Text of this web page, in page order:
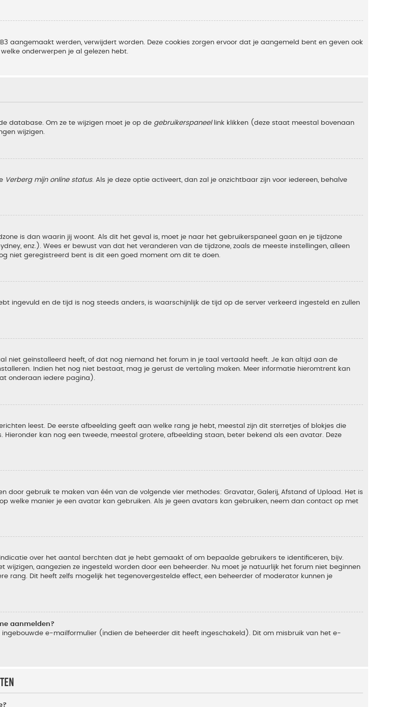
aangemaakt werden, verwijdert worden. Deze cookies zorgen ervoor dat je aangemeld bent en geven ook
onderwerpen je al gelezen hebt.
database. Om ze te wijzigen moet je op de gebruikerspaneellink klikken (deze staat meestal bovenaan
wijzigen.
Verberg mijn online status. Als je deze optie activeert, dan zal je onzichtbaar zijn voor iedereen, behalve
is dan waarin jij woont. Als dit het geval is, moet je naar het gebruikerspaneel gaan en je tijdzone
enz.). Wees er bewust van dat het veranderen van de tijdzone, zoals de meeste instellingen, alleen
niet geregistreerd bent is dit een goed moment om dit te doen.
ingevuld en de tijd is nog steeds anders, is waarschijnlijk de tijd op de server verkeerd ingesteld en zullen
niet geïnstalleerd heeft, of dat nog niemand het forum in je taal vertaald heeft. Je kan altijd aan de
Indien het nog niet bestaat, mag je gerust de vertaling maken. Meer informatie hieromtrent kan
onderaan iedere pagina).
leest. De eerste afbeelding geeft aan welke rang je hebt, meestal zijn dit sterretjes of blokjes die
kan nog een tweede, meestal grotere, afbeelding staan, beter bekend als een avatar. Deze
door gebruik te maken van één van de volgende vier methodes: Gravatar, Galerij, Afstand of Upload. Het is
welke manier je een avatar kan gebruiken. Als je geen avatars kan gebruiken, neem dan contact op met
over het aantal berchten dat je hebt gemaakt of om bepaalde gebruikers te identificeren, bijv.
aangezien ze ingesteld worden door een beheerder. Nu moet je natuurlijk het forum niet beginnen
rang. Dit heeft zelfs mogelijk het tegenovergestelde effect, een beheerder of moderator kunnen je
aanmelden?
e-mailformulier (indien de beheerder dit heeft ingeschakeld). Dit om misbruik van het e-